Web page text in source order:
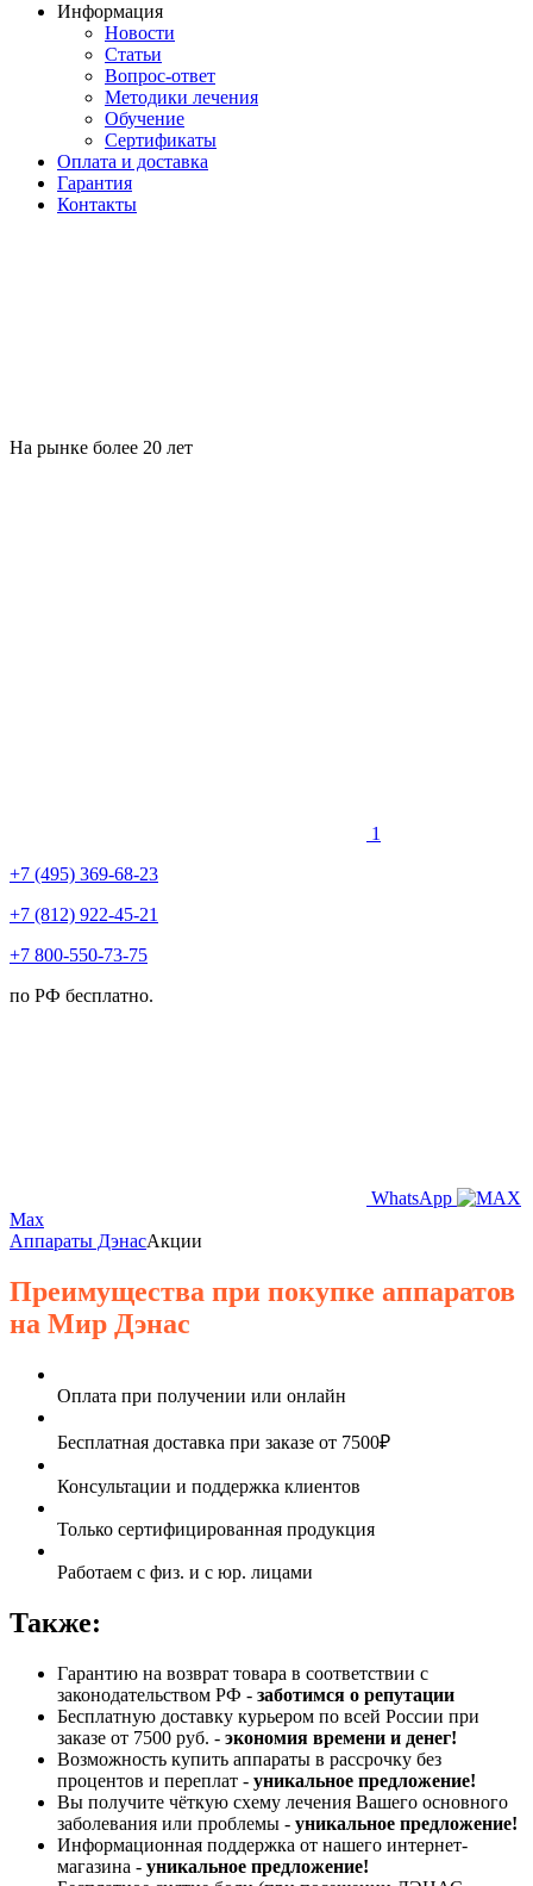
Информация
Новости
Статьи
Вопрос-ответ
Методики лечения
Обучение
Сертификаты
Оплата и доставка
Гарантия
Контакты
На рынке более 20 лет
1
+7 (495) 369-68-23
+7 (812) 922-45-21
+7 800-550-73-75
по РФ бесплатно.
WhatsApp
Max
Аппараты ДэнасАкции
Преимущества при покупке аппаратов
на Мир Дэнас
Оплата при получении или онлайн
Бесплатная доставка при заказе от 7500₽
Консультации и поддержка клиентов
Только сертифицированная продукция
Работаем с физ. и с юр. лицами
Также:
Гарантию на возврат товара в соответствии с
законодательством РФ - заботимся о репутации
Бесплатную доставку курьером по всей России при
заказе от 7500 руб. - экономия времени и денег!
Возможность купить аппараты в рассрочку без
процентов и переплат - уникальное предложение!
Вы получите чёткую схему лечения Вашего основного
заболевания или проблемы - уникальное предложение!
Информационная поддержка от нашего интернет-
магазина - уникальное предложение!